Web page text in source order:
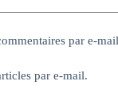
par e-
par e-mail.